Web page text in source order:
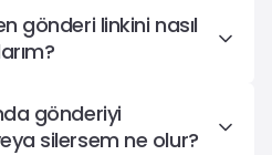
gönderi linkini nasıl
gönderiyi
silersem ne olur?